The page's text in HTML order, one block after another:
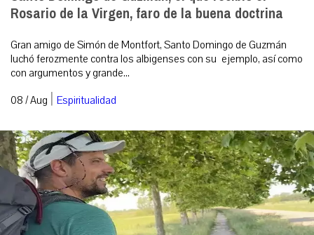
Rosario de la Virgen, faro de la buena doctrina
Gran amigo de Simón de Montfort, Santo Domingo de Guzmán
luchó ferozmente contra los albigenses con su ejemplo, así como
con argumentos y grande...
08 / Aug | Espiritualidad